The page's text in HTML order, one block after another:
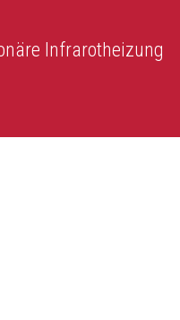
Infrarotheizung